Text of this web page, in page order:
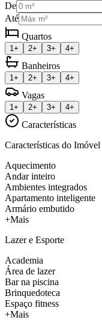
De
Até
Quartos
1+ 2+ 3+ 4+
Banheiros
1+ 2+ 3+ 4+
Vagas
1+ 2+ 3+ 4+
Características
Características do Imóvel
Aquecimento
Andar inteiro
Ambientes integrados
Apartamento inteligente
Armário embutido
+Mais
Lazer e Esporte
Academia
Área de lazer
Bar na piscina
Brinquedoteca
Espaço fitness
+Mais